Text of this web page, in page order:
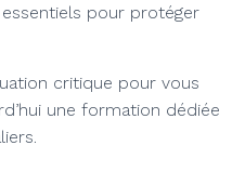
pour protéger
critique pour vous
une formation dédiée